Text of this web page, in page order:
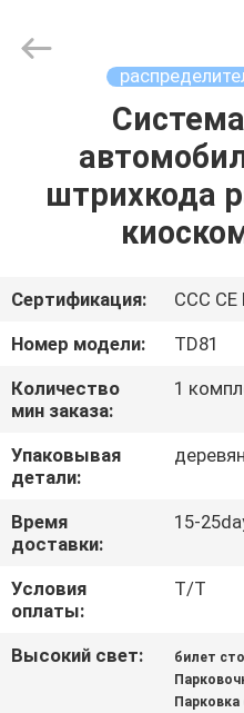
ПРОДУКТЫ
НАС
ФАБРИКИ
ПРОВЕРКА
КАЧЕСТВА
СВЯЖИТЕСЬ
МЫ
Online
Market.
штрихкода
Сертификация:
CCC
Номер модели:
TD81
Количество
мин заказа:
1
Упаковывая
детали:
Время
доставки:
15-
Условия
оплаты:
T/T
Высокий свет: билет